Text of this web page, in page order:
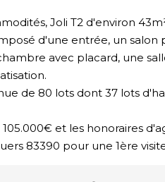
Joli T2 d'environ
d'une entrée, un
avec placard, une
de 80 lots dont 37 lots
et les honoraires
83390 pour une 1ère